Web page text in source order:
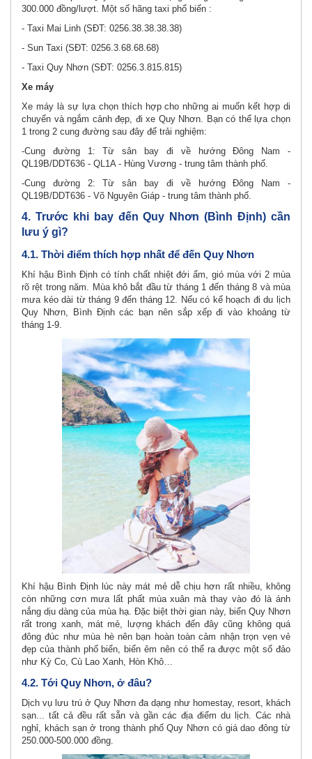
300.000 đồng/lượt. Một số hãng taxi phổ biến :
- Taxi Mai Linh (SĐT: 0256.38.38.38.38)
- Sun Taxi (SĐT: 0256.3.68.68.68)
- Taxi Quy Nhơn (SĐT: 0256.3.815.815)
Xe máy
Xe máy là sự lựa chọn thích hợp cho những ai muốn kết hợp di
chuyển và ngắm cảnh đẹp, đi xe Quy Nhơn. Bạn có thể lựa chọn
1 trong 2 cung đường sau đây để trải nghiệm:
-Cung đường 1: Từ sân bay đi về hướng Đông Nam -
QL19B/DDT636 - QL1A - Hùng Vương - trung tâm thành phố.
-Cung đường 2: Từ sân bay đi về hướng Đông Nam -
QL19B/DDT636 - Võ Nguyên Giáp - trung tâm thành phố.
4. Trước khi bay đến Quy Nhơn (Bình Định) cần
lưu ý gì?
4.1. Thời điểm thích hợp nhất để đến Quy Nhơn
Khí hậu Bình Định có tính chất nhiệt đới ẩm, gió mùa với 2 mùa
rõ rệt trong năm. Mùa khô bắt đầu từ tháng 1 đến tháng 8 và mùa
mưa kéo dài từ tháng 9 đến tháng 12. Nếu có kế hoạch đi du lịch
Quy Nhơn, Bình Định các bạn nên sắp xếp đi vào khoảng từ
tháng 1-9.
Khí hậu Bình Định lúc này mát mẻ dễ chịu hơn rất nhiều, không
còn những cơn mưa lất phất mùa xuân mà thay vào đó là ánh
nắng dịu dàng của mùa hạ. Đặc biệt thời gian này, biển Quy Nhơn
rất trong xanh, mát mẻ, lượng khách đến đây cũng không quá
đông đúc như mùa hè nên bạn hoàn toàn cảm nhận trọn vẹn vẻ
đẹp của thành phố biển, biển êm nên có thể ra được một số đảo
như Kỳ Co, Cù Lao Xanh, Hòn Khô…
4.2. Tới Quy Nhơn, ở đâu?
Dịch vụ lưu trú ở Quy Nhơn đa dạng như homestay, resort, khách
sạn... tất cả đều rất sẵn và gần các địa điểm du lịch. Các nhà
nghỉ, khách sạn ở trong thành phố Quy Nhơn có giá dao đông từ
250.000-500.000 đồng.